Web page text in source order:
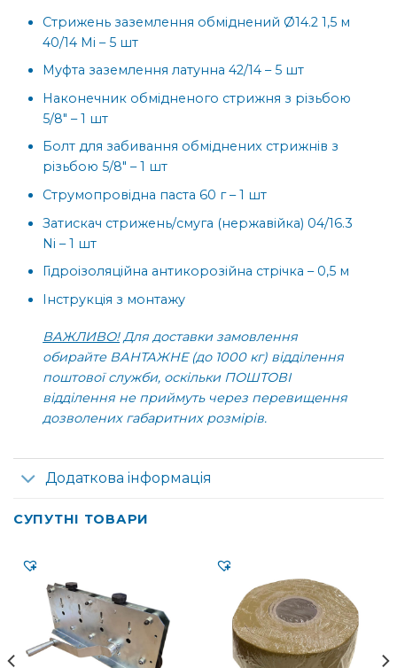
Стрижень заземлення обміднений Ø14.2 1,5 м
40/14 Mi – 5 шт
Муфта заземлення латунна 42/14 – 5 шт
Наконечник обмідненого стрижня з різьбою
5/8″ – 1 шт
Болт для забивання обміднених стрижнів з
різьбою 5/8″ – 1 шт
Струмопровідна паста 60 г – 1 шт
Затискач стрижень/смуга (нержавійка) 04/16.3
Ni – 1 шт
Гідроізоляційна антикорозійна стрічка – 0,5 м
Інструкція з монтажу
ВАЖЛИВО!Для доставки замовлення
обирайте ВАНТАЖНЕ (до 1000 кг) відділення
поштової служби, оскільки ПОШТОВІ
відділення не приймуть через перевищення
дозволених габаритних розмірів.
Додаткова інформація
СУПУТНІ ТОВАРИ